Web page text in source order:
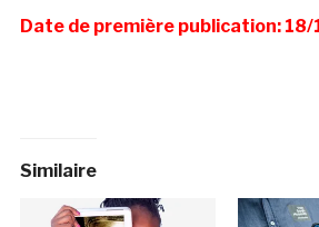
Date de première publication:
Similaire